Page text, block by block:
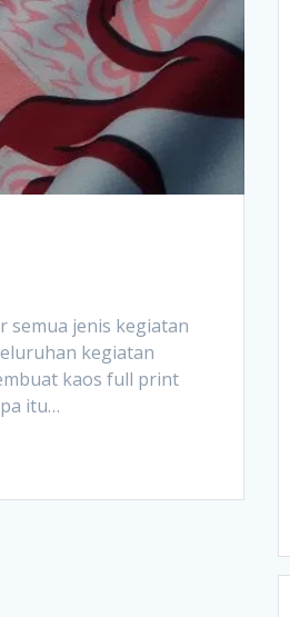
semua jenis kegiatan
kegiatan
kaos full print
itu…